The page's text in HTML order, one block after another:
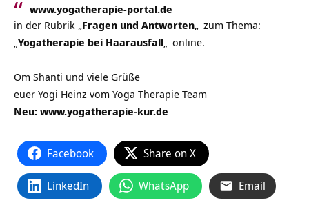
www.yogatherapie-portal.de
in der Rubrik Fragen und Antworten
zum Thema:
Yogatherapie bei Haarausfall online.
Om Shanti und viele Grüße
euer Yogi Heinz vom Yoga Therapie Team
Neu: www.yogatherapie-kur.de
Facebook Share on X
LinkedIn WhatsApp Email